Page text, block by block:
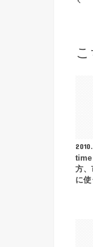
time
方、
に